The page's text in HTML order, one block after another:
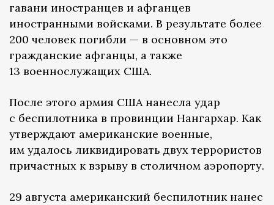
гавани иностранцев и афганцев
иностранными войсками. В результате более
200 человек погибли — в основном это
гражданские афганцы, а также
13 военнослужащих США.
После этого армия США нанесла удар
с беспилотника в провинции Нангархар. Как
утверждают американские военные,
им удалось ликвидировать двух террористов
причастных к взрыву в столичном аэропорту.
29 августа американский беспилотник нанес